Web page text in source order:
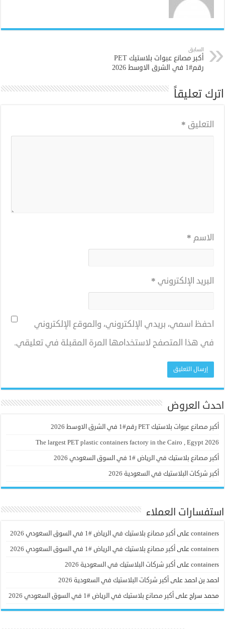
السابق
أكبر مصانع عبوات بلاستيك PET
رقم#1 في الشرق الاوسط 2026
اترك تعليقاً
التعليق *
الاسم *
البريد الإلكتروني *
احفظ اسمي، بريدي الإلكتروني، والموقع الإلكتروني
في هذا المتصفح لاستخدامها المرة المقبلة في تعليقي.
احدث العروض
أكبر مصانع عبوات بلاستيك PET رقم#1 في الشرق الاوسط 2026
The largest PET plastic containers factory in the Cairo , Egypt 2026
أكبر مصانع بلاستيك في الرياض #1 في السوق السعودي 2026
أكبر شركات البلاستيك في السعودية 2026
استفسارات العملاء
containers علىأكبر مصانع بلاستيك في الرياض #1 في السوق السعودي 2026
containers علىأكبر مصانع بلاستيك في الرياض #1 في السوق السعودي 2026
containers علىأكبر شركات البلاستيك في السعودية 2026
احمد بن احمد علىأكبر شركات البلاستيك في السعودية 2026
محمد سراج علىأكبر مصانع بلاستيك في الرياض #1 في السوق السعودي 2026